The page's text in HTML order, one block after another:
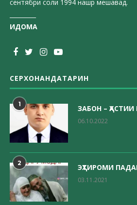
сентябри соли 1994 нашр мешавад.
ИДОМА
СЕРХОНАНДАТАРИН
1 ЗАБОН –
06.10.2022
2 ЭҲТИРОМИ
03.11.2021